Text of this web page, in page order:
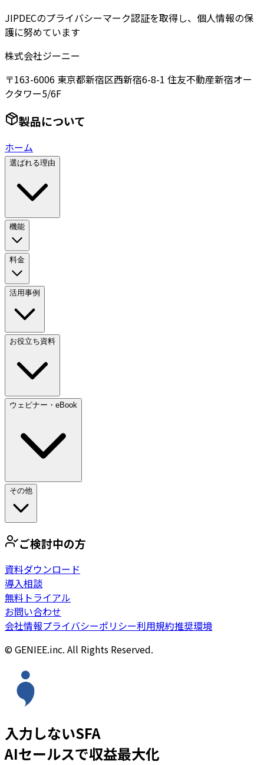
JIPDECのプライバシーマーク認証を取得し、個人情報の保
護に努めています
株式会社ジーニー
〒163-6006 東京都新宿区西新宿6-8-1 住友不動産新宿オー
クタワー5/6F
製品について
ホーム
選ばれる理由
機能
料金
活用事例
お役立ち資料
ウェビナー・eBook
その他
ご検討中の方
資料ダウンロード
導入相談
無料トライアル
お問い合わせ
会社情報プライバシーポリシー利用規約推奨環境
© GENIEE.inc. All Rights Reserved.
入力しないSFA
AIセールスで収益最大化